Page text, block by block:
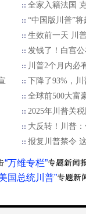
全家入籍法国
“中国版川普”
生效前一天 川
发钱了！白宫
川普2个月内必
下降了93%，
全球前500大富
2025年川普关
大反转！川普
报复川普禁令
“万维专栏”
国总统川普”